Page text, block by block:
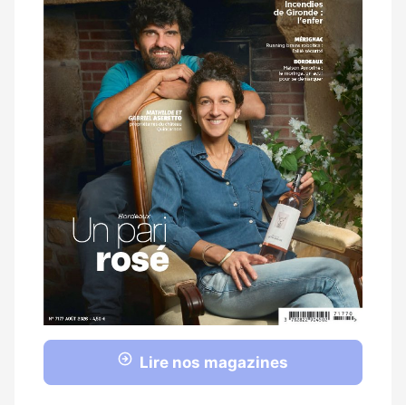
Lire nos magazines